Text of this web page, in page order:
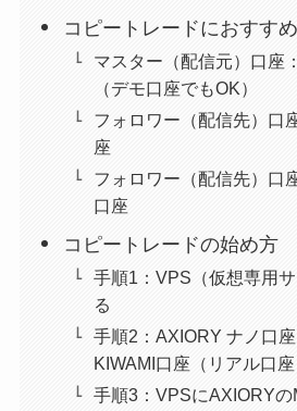
コピートレードにおすす
マスター（配信元）口座
（デモ口座でもOK）
フォロワー（配信先）口
座
フォロワー（配信先）口
口座
コピートレードの始め方
手順1：VPS（仮想専用
る
手順2：AXIORY ナノ口
KIWAMI口座（リアル口
手順3：VPSにAXIORY